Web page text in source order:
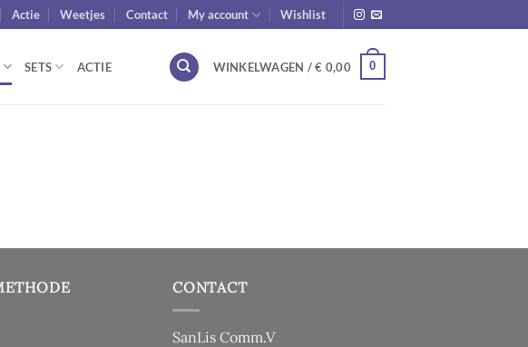
Actie Weetjes Contact My account Wishlist
SETS ACTIE WINKELWAGEN /€ 0,00 0
CONTACT
SanLis Comm.V